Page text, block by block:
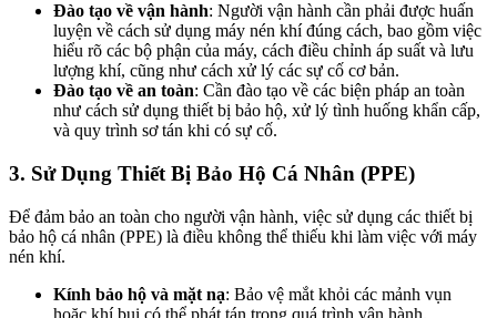
Đào tạo về vận hành: Người vận hành cần phải được huấn
luyện về cách sử dụng máy nén khí đúng cách, bao gồm việc
hiểu rõ các bộ phận của máy, cách điều chỉnh áp suất và lưu
lượng khí, cũng như cách xử lý các sự cố cơ bản.
Đào tạo về an toàn: Cần đào tạo về các biện pháp an toàn
như cách sử dụng thiết bị bảo hộ, xử lý tình huống khẩn cấp,
và quy trình sơ tán khi có sự cố.
3. Sử Dụng Thiết Bị Bảo Hộ Cá Nhân (PPE)
Để đảm bảo an toàn cho người vận hành, việc sử dụng các thiết bị
bảo hộ cá nhân (PPE) là điều không thể thiếu khi làm việc với máy
nén khí.
Kính bảo hộ và mặt nạ: Bảo vệ mắt khỏi các mảnh vụn
hoặc khí bụi có thể phát tán trong quá trình vận hành.